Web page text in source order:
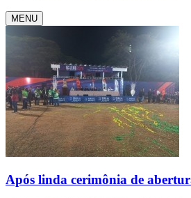
MENU
Após linda cerimônia de